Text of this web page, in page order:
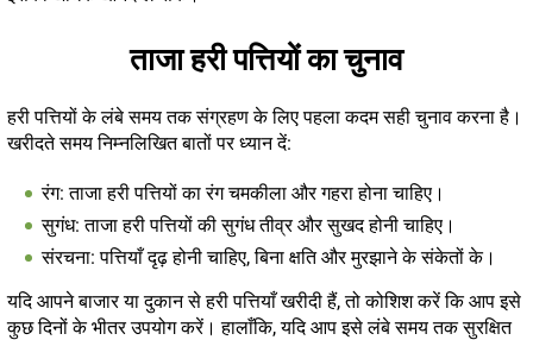
ताजा हरी पत्तियों का चुनाव
हरी पत्तियों के लंबे समय तक संग्रहण के लिए पहला कदम सही चुनाव करना है।
खरीदते समय निम्नलिखित बातों पर ध्यान दें:
रंग: ताजा हरी पत्तियों का रंग चमकीला और गहरा होना चाहिए।
सुगंध: ताजा हरी पत्तियों की सुगंध तीव्र और सुखद होनी चाहिए।
संरचना: पत्तियाँ दृढ़ होनी चाहिए, बिना क्षति और मुरझाने के संकेतों के।
यदि आपने बाजार या दुकान से हरी पत्तियाँ खरीदी हैं, तो कोशिश करें कि आप इसे
कुछ दिनों के भीतर उपयोग करें। हालाँकि, यदि आप इसे लंबे समय तक सुरक्षित